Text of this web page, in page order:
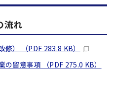
流れ
） （PDF 283.8 KB）
留意事項 （PDF 275.0 KB）